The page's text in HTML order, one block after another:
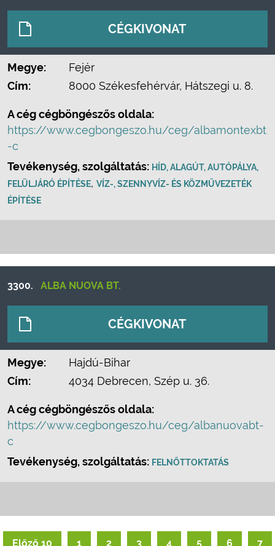
CÉGKIVONAT
Megye:
Fejér
Cím:
8000 Székesfehérvár, Hátszegi u. 8.
A cég cégböngészős oldala:
https://www.cegbongeszo.hu/ceg/albamontexbt
-c
Tevékenység, szolgáltatás: HÍD, ALAGÚT, AUTÓPÁLYA,
FELÜLJÁRÓ ÉPÍTÉSE, VÍZ-, SZENNYVÍZ- ÉS KÖZMŰVEZETÉK
ÉPÍTÉSE
3300. ALBA NUOVA BT.
CÉGKIVONAT
Megye:
Hajdú-Bihar
Cím:
4034 Debrecen, Szép u. 36.
A cég cégböngészős oldala:
https://www.cegbongeszo.hu/ceg/albanuovabt-
c
Tevékenység, szolgáltatás: FELNŐTTOKTATÁS
Előző 10 1 2 3 4 5 6 7